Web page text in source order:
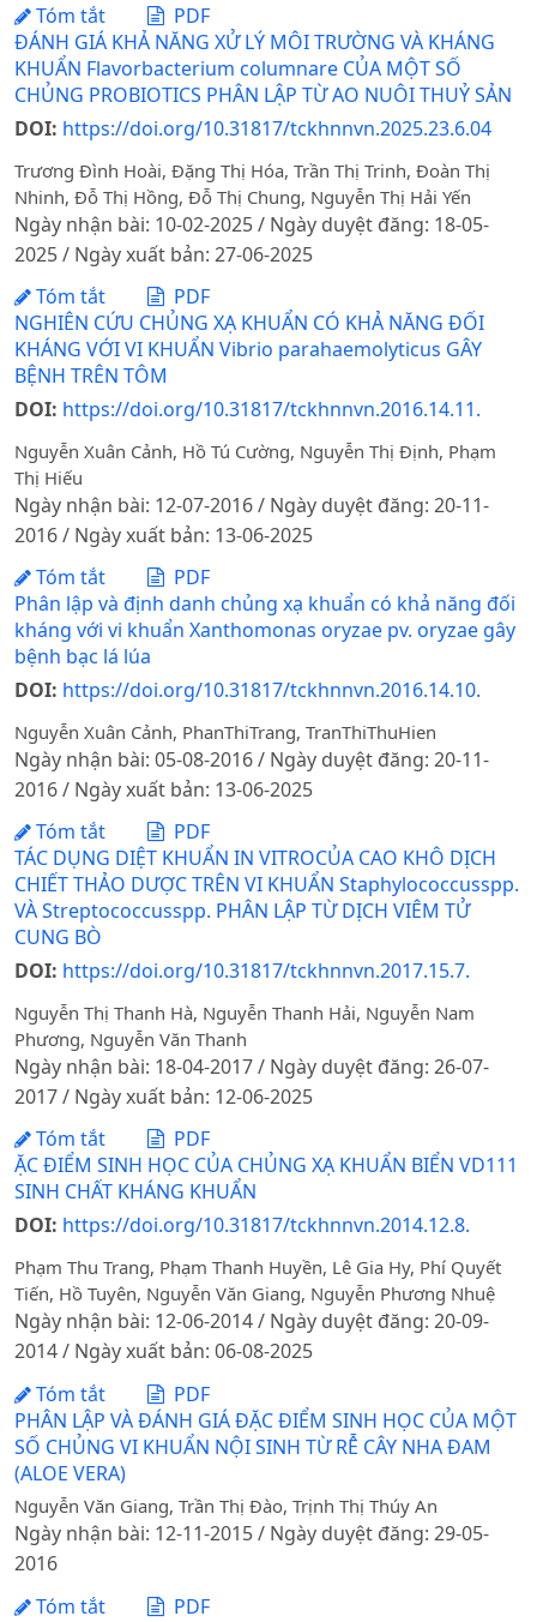
Tóm tắt
PDF
ĐÁNH GIÁ KHẢ NĂNG XỬ LÝ MÔI TRƯỜNG VÀ KHÁNG
KHUẨN Flavorbacterium columnare CỦA MỘT SỐ
CHỦNG PROBIOTICS PHÂN LẬP TỪ AO NUÔI THUỶ SẢN
DOI: https://doi.org/10.31817/tckhnnvn.2025.23.6.04
Trương Đình Hoài, Đặng Thị Hóa, Trần Thị Trinh, Đoàn Thị
Nhinh, Đỗ Thị Hồng, Đỗ Thị Chung, Nguyễn Thị Hải Yến
Ngày nhận bài: 10-02-2025 / Ngày duyệt đăng: 18-05-
2025 / Ngày xuất bản: 27-06-2025
Tóm tắt
PDF
NGHIÊN CỨU CHỦNG XẠ KHUẨN CÓ KHẢ NĂNG ĐỐI
KHÁNG VỚI VI KHUẨN Vibrio parahaemolyticus GÂY
BỆNH TRÊN TÔM
DOI: https://doi.org/10.31817/tckhnnvn.2016.14.11.
Nguyễn Xuân Cảnh, Hồ Tú Cường, Nguyễn Thị Định, Phạm
Thị Hiếu
Ngày nhận bài: 12-07-2016 / Ngày duyệt đăng: 20-11-
2016 / Ngày xuất bản: 13-06-2025
Tóm tắt
PDF
Phân lập và định danh chủng xạ khuẩn có khả năng đối
kháng với vi khuẩn Xanthomonas oryzae pv. oryzae gây
bệnh bạc lá lúa
DOI: https://doi.org/10.31817/tckhnnvn.2016.14.10.
Nguyễn Xuân Cảnh, PhanThiTrang, TranThiThuHien
Ngày nhận bài: 05-08-2016 / Ngày duyệt đăng: 20-11-
2016 / Ngày xuất bản: 13-06-2025
Tóm tắt
PDF
TÁC DỤNG DIỆT KHUẨN IN VITROCỦA CAO KHÔ DỊCH
CHIẾT THẢO DƯỢC TRÊN VI KHUẨN Staphylococcusspp.
VÀ Streptococcusspp. PHÂN LẬP TỪ DỊCH VIÊM TỬ
CUNG BÒ
DOI: https://doi.org/10.31817/tckhnnvn.2017.15.7.
Nguyễn Thị Thanh Hà, Nguyễn Thanh Hải, Nguyễn Nam
Phương, Nguyễn Văn Thanh
Ngày nhận bài: 18-04-2017 / Ngày duyệt đăng: 26-07-
2017 / Ngày xuất bản: 12-06-2025
Tóm tắt
PDF
ẶC ĐIỂM SINH HỌC CỦA CHỦNG XẠ KHUẨN BIỂN VD111
SINH CHẤT KHÁNG KHUẨN
DOI: https://doi.org/10.31817/tckhnnvn.2014.12.8.
Phạm Thu Trang, Phạm Thanh Huyền, Lê Gia Hy, Phí Quyết
Tiến, Hồ Tuyên, Nguyễn Văn Giang, Nguyễn Phương Nhuệ
Ngày nhận bài: 12-06-2014 / Ngày duyệt đăng: 20-09-
2014 / Ngày xuất bản: 06-08-2025
Tóm tắt
PDF
PHÂN LẬP VÀ ĐÁNH GIÁ ĐẶC ĐIỂM SINH HỌC CỦA MỘT
SỐ CHỦNG VI KHUẨN NỘI SINH TỪ RỄ CÂY NHA ĐAM
(ALOE VERA)
Nguyễn Văn Giang, Trần Thị Đào, Trịnh Thị Thúy An
Ngày nhận bài: 12-11-2015 / Ngày duyệt đăng: 29-05-
2016
Tóm tắt
PDF